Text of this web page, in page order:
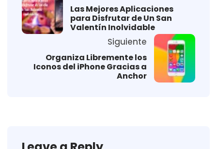
Las Mejores Aplicaciones
para Disfrutar de Un San
Valentín Inolvidable
Siguiente
Organiza Libremente los
Iconos del iPhone Gracias a
Anchor